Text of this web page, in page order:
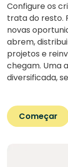
Configure os
trata do resto.
novas
abrem,
projetos e
chegam. Uma
diversificada,
Começar